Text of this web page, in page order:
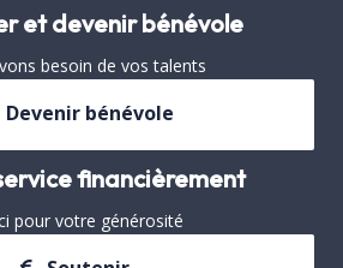
et devenir bénévole
besoin de vos talents
Devenir bénévole
financièrement
pour votre générosité